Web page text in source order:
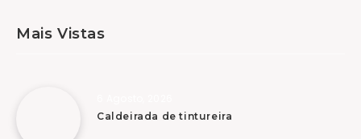
Mais Vistas
Caldeirada de tintureira